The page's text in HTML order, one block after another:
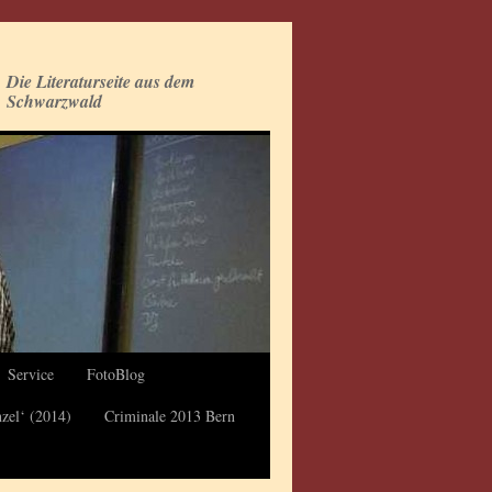
Die Literaturseite aus dem
Schwarzwald
Service
FotoBlog
(2014)
Criminale 2013 Bern